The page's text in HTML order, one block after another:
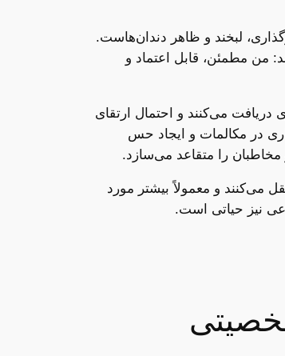
لبخند و ظاهر دندان‌هاست.
من مطمئن، قابل اعتماد و
دریافت می‌کنند و احتمال ارتقای
در مکالمات و ایجاد حس
مخاطبان را متقاعد می‌سازد.
می‌کنند و معمولاً بیشتر مورد
نیز حیاتی است.